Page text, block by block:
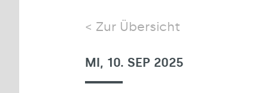
Zur Übersicht
MI, 10. SEP 2025